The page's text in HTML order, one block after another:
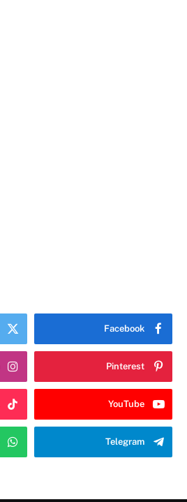
Facebook
Pinterest
YouTube
Telegram